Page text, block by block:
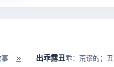
事 » 出乖露丑乖：荒谬的；